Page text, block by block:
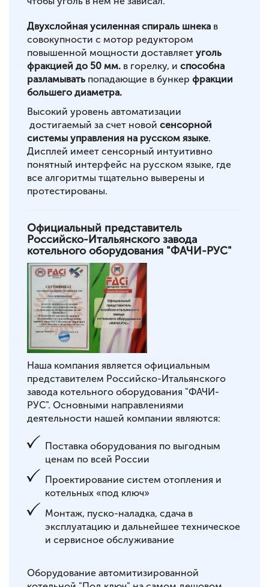
Двухслойная усиленная спираль шнека в
совокупности с мотор редуктором
повышенной мощности доставляет уголь
фракцией до 50 мм. в горелку, и способна
разламывать попадающие в бункер фракции
большего диаметра.
Высокий уровень автоматизации
достигаемый за счет новой сенсорной
системы управления на русском языке.
Дисплей имеет сенсорный интуитивно
понятный интерфейс на русском языке, где
все алгоритмы тщательно выверены и
протестированы.
Официальный представитель
Российско-Итальянского завода
котельного оборудования "ФАЧИ-РУС"
Наша компания является официальным
представителем Российско-Итальянского
завода котельного оборудования "ФАЧИ-
РУС". Основными направлениями
деятельности нашей компании являются:
Поставка оборудования по выгодным
ценам по всей России
Проектирование систем отопления и
котельных «под ключ»
Монтаж, пуско-наладка, сдача в
эксплуатацию и дальнейшее техническое
и сервисное обслуживание
Оборудование автомитизированной